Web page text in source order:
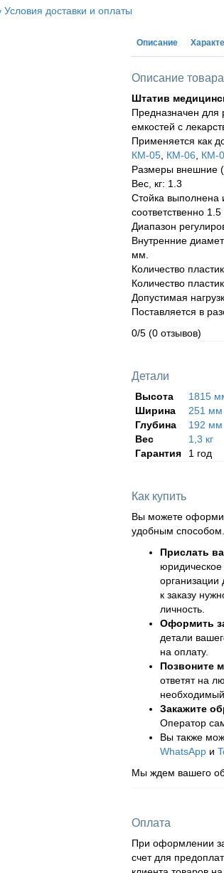
Условия доставки и оплаты
Описание
Описание товара
Штатив
Предназначен для
емкостей с
Применяется как
КМ-05, КМ-06, КМ-
Размеры внешние
Вес, кг: 1.3
Стойка выполнена
соответственно
Диапазон
Внутренние
мм.
Количество
Количество
Допустимая
Поставляется в
0/5 (0 отзывов)
Детали
Высота
1815
Ширина
251 мм
Глубина
192 мм
Вес
1,3 кг
Гарантия
1 год
Как купить
Вы можете
удобным способом.
Прислать
юридическое
организации
к заказу
личность.
Оформить
детали
на оплату.
Позвоните
ответят на
Закажите
Оператор
Вы также
WhatsAppи
Мы ждем вашего
Оплата
При оформлении
счет для